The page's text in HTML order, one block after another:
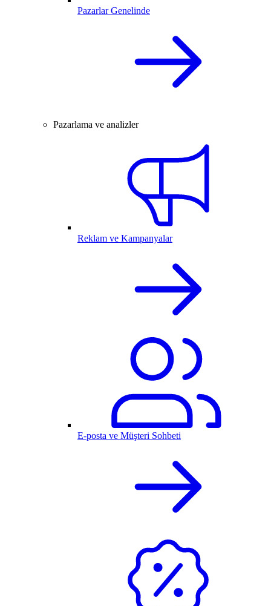
Pazarlar Genelinde
Pazarlama ve analizler
Reklam ve Kampanyalar
E-posta ve Müşteri Sohbeti